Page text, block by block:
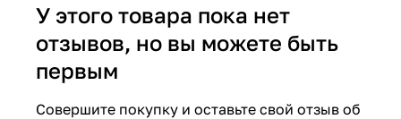
У этого товара пока нет
отзывов, но вы можете быть
первым
Совершите покупку и оставьте свой отзыв об